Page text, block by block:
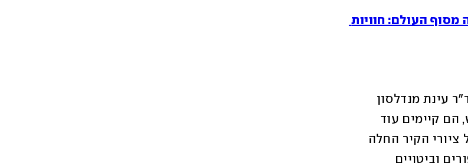
X ענק שילווה את המבקרים, ChatGPT כמעצב, גלויה מסוף העולם: חוויות